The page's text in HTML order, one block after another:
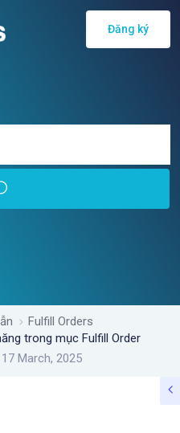
Đăng ký
Fulfill Orders
trong mục Fulfill Order
March, 2025